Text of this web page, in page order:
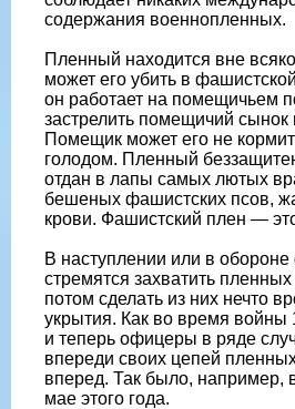
содержания военнопленных.
Пленный находится вне
может его убить в
он работает на помещичьем
застрелить помещичий сынок
Помещик может его не
голодом. Пленный
отдан в лапы самых лютых
бешеных фашистских псов,
крови. Фашистский плен —
В наступлении или в
стремятся захватить
потом сделать из них нечто
укрытия. Как во время войны
и теперь офицеры в ряде
впереди своих цепей
вперед. Так было, например,
мае этого года.